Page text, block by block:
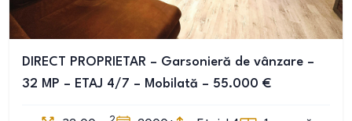
DIRECT PROPRIETAR – Garsonieră de vânzare –
32 MP – ETAJ 4/7 – Mobilată – 55.000 €